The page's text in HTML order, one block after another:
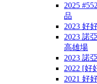
2025
品
2023 好
2023 諾
高雄場
2023 諾
2022 [好
2021 好